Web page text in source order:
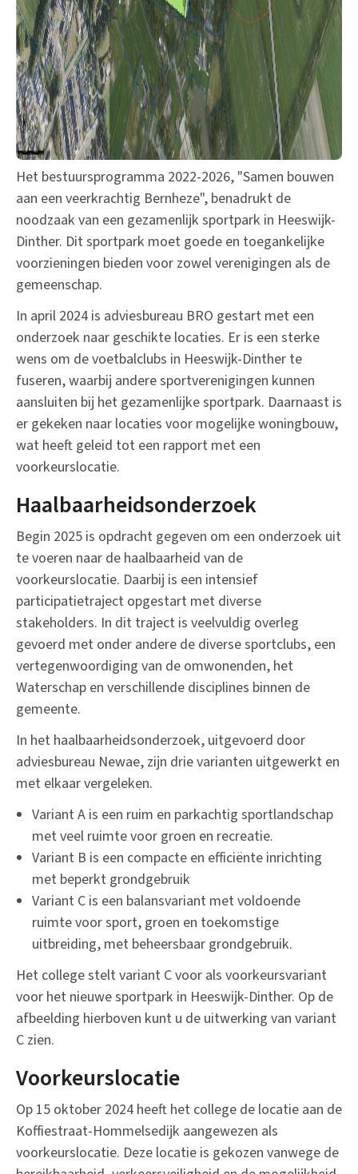
Het bestuursprogramma 2022-2026, "Samen bouwen
aan een veerkrachtig Bernheze", benadrukt de
noodzaak van een gezamenlijk sportpark in Heeswijk-
Dinther. Dit sportpark moet goede en toegankelijke
voorzieningen bieden voor zowel verenigingen als de
gemeenschap.
In april 2024 is adviesbureau BRO gestart met een
onderzoek naar geschikte locaties. Er is een sterke
wens om de voetbalclubs in Heeswijk-Dinther te
fuseren, waarbij andere sportverenigingen kunnen
aansluiten bij het gezamenlijke sportpark. Daarnaast is
er gekeken naar locaties voor mogelijke woningbouw,
wat heeft geleid tot een rapport met een
voorkeurslocatie.
Haalbaarheidsonderzoek
Begin 2025 is opdracht gegeven om een onderzoek uit
te voeren naar de haalbaarheid van de
voorkeurslocatie. Daarbij is een intensief
participatietraject opgestart met diverse
stakeholders. In dit traject is veelvuldig overleg
gevoerd met onder andere de diverse sportclubs, een
vertegenwoordiging van de omwonenden, het
Waterschap en verschillende disciplines binnen de
gemeente.
In het haalbaarheidsonderzoek, uitgevoerd door
adviesbureau Newae, zijn drie varianten uitgewerkt en
met elkaar vergeleken.
Variant A is een ruim en parkachtig sportlandschap
met veel ruimte voor groen en recreatie.
Variant B is een compacte en efficiënte inrichting
met beperkt grondgebruik
Variant C is een balansvariant met voldoende
ruimte voor sport, groen en toekomstige
uitbreiding, met beheersbaar grondgebruik.
Het college stelt variant C voor als voorkeursvariant
voor het nieuwe sportpark in Heeswijk-Dinther. Op de
afbeelding hierboven kunt u de uitwerking van variant
C zien.
Voorkeurslocatie
Op 15 oktober 2024 heeft het college de locatie aan de
Koffiestraat-Hommelsedijk aangewezen als
voorkeurslocatie. Deze locatie is gekozen vanwege de